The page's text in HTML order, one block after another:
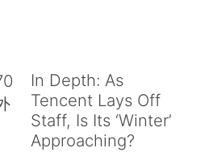
In Depth: As
Tencent Lays Off
Staff, Is Its ‘Winter’
Approaching?